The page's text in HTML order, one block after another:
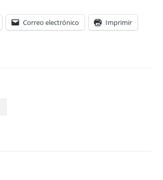
Correo electrónico Imprimir